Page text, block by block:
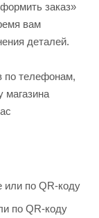
заказ»
вам
деталей.
по телефонам,
магазина
или по QR-коду
по QR-коду